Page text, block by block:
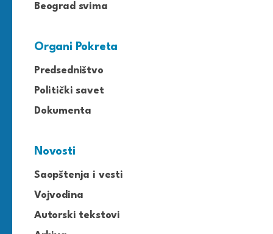
Beograd svima
Organi Pokreta
Predsedništvo
Politički savet
Dokumenta
Novosti
Saopštenja i vesti
Vojvodina
Autorski tekstovi